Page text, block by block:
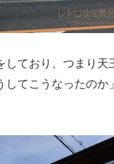
しており、つまり
てこうなったの